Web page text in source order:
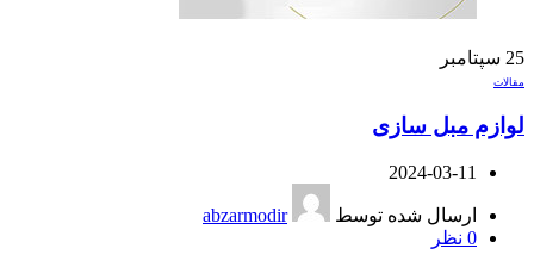
25 سپتامبر
مقالات
لوازم مبل سازی
2024-03-11
ارسال شده توسط
abzarmodir
0 نظر